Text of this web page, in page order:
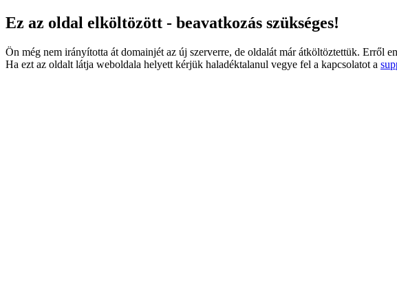
Ez az oldal elköltözött - beavatkozás szükséges!
Ön még nem irányította át domainjét az új szerverre, de oldalát már átköltöztettük. Erről
Ha ezt az oldalt látja weboldala helyett kérjük haladéktalanul vegye fel a kapcsolatot a